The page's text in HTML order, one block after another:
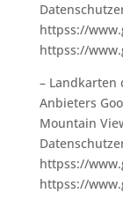
httpss://
httpss://
– Landkarten
Anbieters
Mountain
httpss://
httpss://